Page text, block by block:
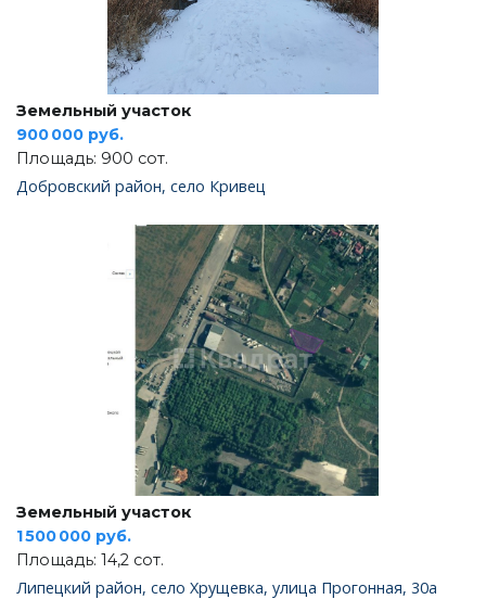
Земельный участок
900 000 руб.
Площадь: 900 сот.
Добровский район, село Кривец
Земельный участок
1 500 000 руб.
Площадь: 14,2 сот.
Липецкий район, село Хрущевка, улица Прогонная, 30а